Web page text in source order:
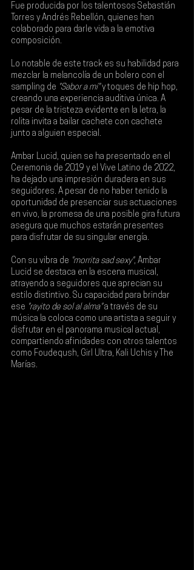
Fue producida por los talentosos Sebastián
Torres y Andrés Rebellón, quienes han
colaborado para darle vida a la emotiva
composición.
Lo notable de este track es su habilidad para
mezclar la melancolía de un bolero con el
sampling de "Sabor a mí" y toques de hip hop,
creando una experiencia auditiva única. A
pesar de la tristeza evidente en la letra, la
rolita invita a bailar cachete con cachete
junto a alguien especial.
Ambar Lucid, quien se ha presentado en el
Ceremonia de 2019 y el Vive Latino de 2022,
ha dejado una impresión duradera en sus
seguidores. A pesar de no haber tenido la
oportunidad de presenciar sus actuaciones
en vivo, la promesa de una posible gira futura
asegura que muchos estarán presentes
para disfrutar de su singular energía.
Con su vibra de "morrita sad sexy", Ambar
Lucid se destaca en la escena musical,
atrayendo a seguidores que aprecian su
estilo distintivo. Su capacidad para brindar
ese "rayito de sol al alma" a través de su
música la coloca como una artista a seguir y
disfrutar en el panorama musical actual,
compartiendo afinidades con otros talentos
como Foudeqush, Girl Ultra, Kali Uchis y The
Marías.